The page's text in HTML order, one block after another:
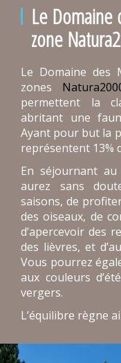
Le Domaine
zone
Le Domaine des
zones
permettent la
abritant une
Ayant pour but la
représentent 13%
En séjournant au
aurez sans
saisons, de
des oiseaux, de
d’apercevoir des
des lièvres, et
Vous pourrez
aux couleurs
vergers.
L’équilibre règne